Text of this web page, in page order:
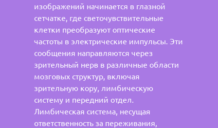
изображений начинается в глазной
сетчатке, где светочувствительные
клетки преобразуют оптические
частоты в электрические импульсы. Эти
сообщения направляются через
зрительный нерв в различные области
мозговых структур, включая
зрительную кору, лимбическую
систему и передний отдел.
Лимбическая система, несущая
ответственность за переживания,